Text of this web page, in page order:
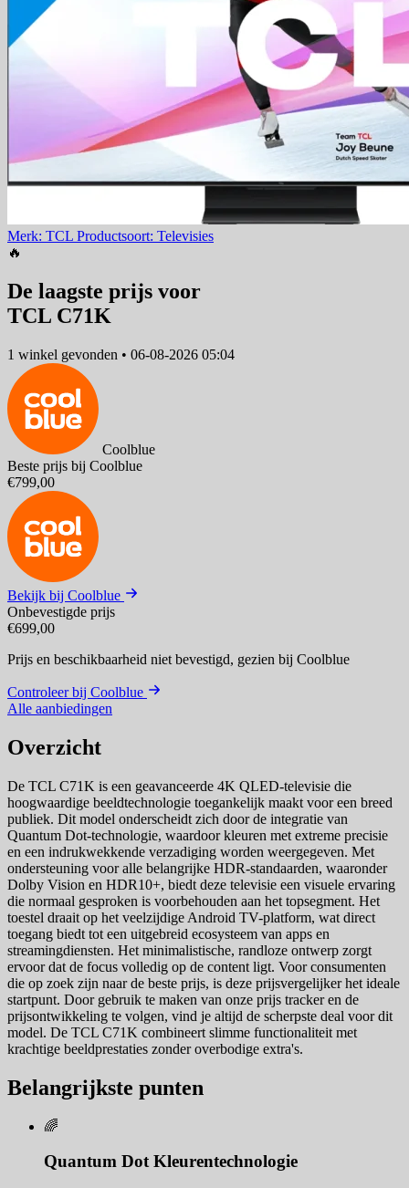
Merk: TCL Productsoort: Televisies
🔥
De laagste prijs voor
TCL C71K
1 winkel gevonden • 06-08-2026 05:04
Coolblue
Beste prijs bij Coolblue
€799,00
Bekijk bij Coolblue
Onbevestigde prijs
€699,00
Prijs en beschikbaarheid niet bevestigd, gezien bij Coolblue
Controleer bij Coolblue
Alle aanbiedingen
Overzicht
De TCL C71K is een geavanceerde 4K QLED-televisie die
hoogwaardige beeldtechnologie toegankelijk maakt voor een breed
publiek. Dit model onderscheidt zich door de integratie van
Quantum Dot-technologie, waardoor kleuren met extreme precisie
en een indrukwekkende verzadiging worden weergegeven. Met
ondersteuning voor alle belangrijke HDR-standaarden, waaronder
Dolby Vision en HDR10+, biedt deze televisie een visuele ervaring
die normaal gesproken is voorbehouden aan het topsegment. Het
toestel draait op het veelzijdige Android TV-platform, wat direct
toegang biedt tot een uitgebreid ecosysteem van apps en
streamingdiensten. Het minimalistische, randloze ontwerp zorgt
ervoor dat de focus volledig op de content ligt. Voor consumenten
die op zoek zijn naar de beste prijs, is deze prijsvergelijker het ideale
startpunt. Door gebruik te maken van onze prijs tracker en de
prijsontwikkeling te volgen, vind je altijd de scherpste deal voor dit
model. De TCL C71K combineert slimme functionaliteit met
krachtige beeldprestaties zonder overbodige extra's.
Belangrijkste punten
🌈
Quantum Dot Kleurentechnologie